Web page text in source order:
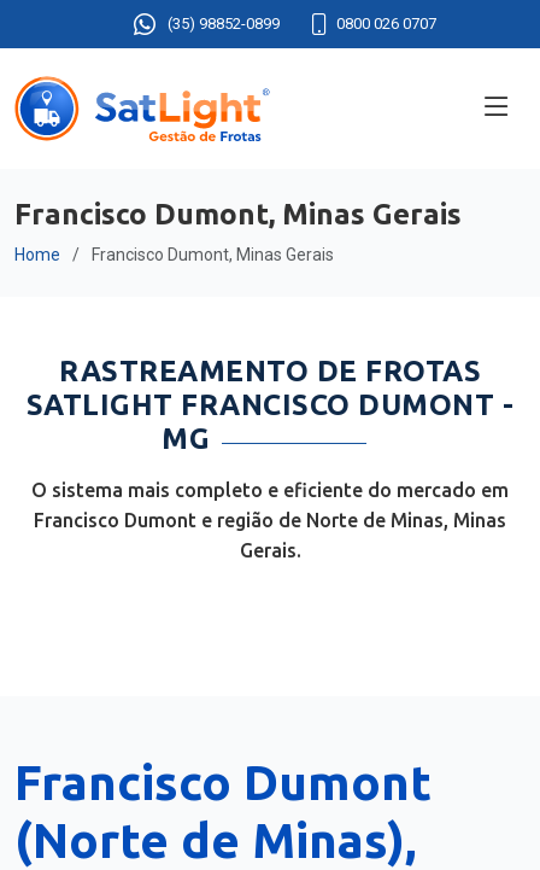
(35) 98852-0899 0800 026 0707
Francisco Dumont, Minas Gerais
Home Francisco Dumont, Minas Gerais
RASTREAMENTO DE FROTAS
SATLIGHT FRANCISCO DUMONT -
MG
O sistema mais completo e eficiente do mercado em
Francisco Dumont e região de Norte de Minas, Minas
Gerais.
Francisco Dumont
(Norte de Minas),